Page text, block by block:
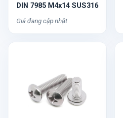
DIN 7985 M4x14 SUS316
Giá đang cập nhật